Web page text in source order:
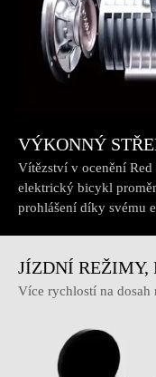
VÝKONNÝ
Vítězství v ocenění
elektrický bicykl
prohlášení díky svému
JÍZDNÍ REŽIMY,
Více rychlostí na